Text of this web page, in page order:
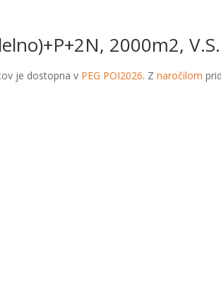
2000m2, V.S.
je dostopna v PEG POI2026. Z naročilom